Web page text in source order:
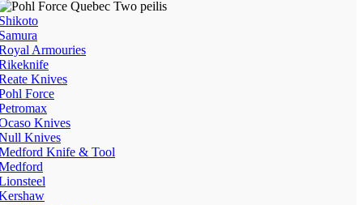
Armouries
Knives
Force
Knives
Knives
Knife & Tool